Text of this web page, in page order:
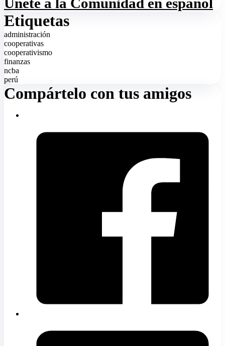
Etiquetas
administración
cooperativas
cooperativismo
finanzas
ncba
perú
Compártelo con tus amigos